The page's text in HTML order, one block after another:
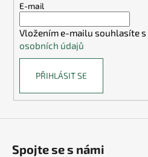
E-mail
Vložením e-mailu souhlasíte s
osobních údajů
PŘIHLÁSIT SE
Spojte se s námi